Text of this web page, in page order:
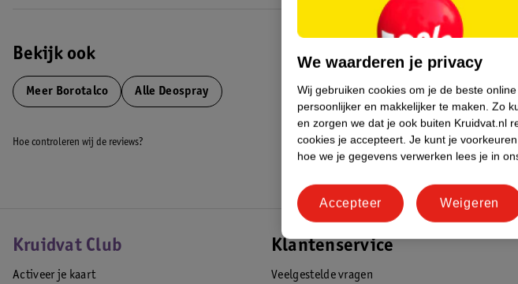
Bekijk ook
Meer Borotalco Alle Deospray
Hoe controleren wij de reviews?
Kruidvat Club
Activeer je kaart
Klantenservice
Veelgestelde vragen
We waarderen je privacy
Wij gebruiken cookies om je de beste
persoonlijker en makkelijker te maken. Zo
en zorgen we dat je ook buiten Kruidvat.nl
cookies je accepteert. Je kunt je
hoe we je gegevens verwerken lees je in
Weigeren
Accepteer